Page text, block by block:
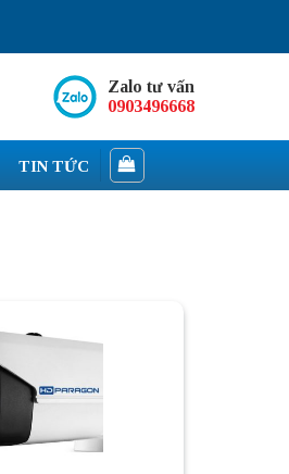
Zalo tư vấn
0903496668
TIN TỨC